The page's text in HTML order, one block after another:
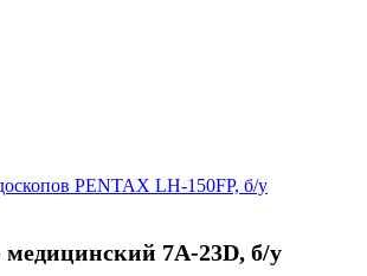
PENTAX LH-150FP, б/у
медицинский 7A-23D, б/у